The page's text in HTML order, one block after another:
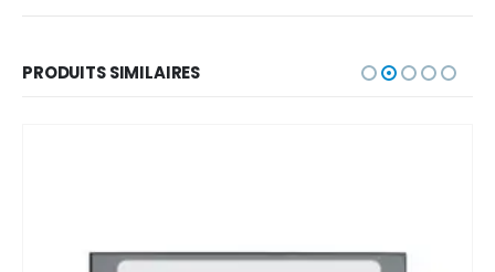
PRODUITS SIMILAIRES